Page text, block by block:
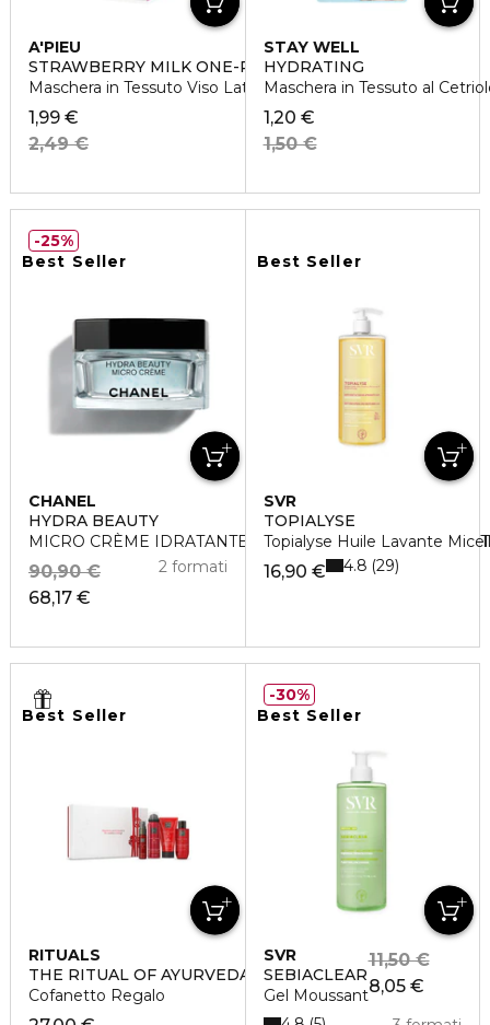
A'PIEU
STRAWBERRY MILK ONE-PACK
Maschera in Tessuto Viso Latte e Fragola
1,99 €
2,49 €
STAY WELL
HYDRATING
Maschera in Tessuto al
1,20 €
1,50 €
Best Seller
CHANEL
HYDRA BEAUTY
MICRO CRÈME IDRATANTE RIMPOLPANTE
68,17 €
90,90 € 2 formati
25%
Best Seller
SVR
TOPIALYSE
Topialyse Huile Lavante
16,90 € 4.8 29
Best Seller
RITUALS
THE RITUAL OF AYURVEDA SMALL
Cofanetto Regalo
Best Seller
SVR
SEBIACLEAR
Gel Moussant8,05 €
11,50 €
30%